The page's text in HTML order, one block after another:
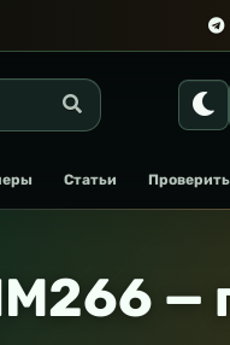
Статьи
—